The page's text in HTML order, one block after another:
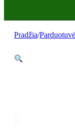
Pradžia/Parduotuvė